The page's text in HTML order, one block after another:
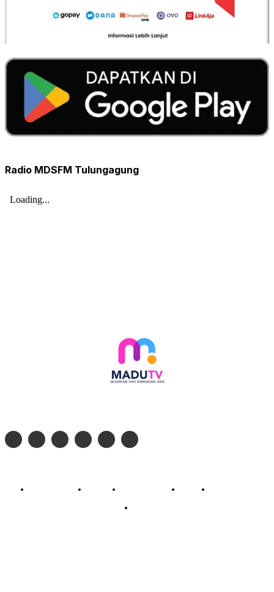
Radio MDSFM Tulungagung
Profil Madu TV Redaksi Pedoman Siber Kontak